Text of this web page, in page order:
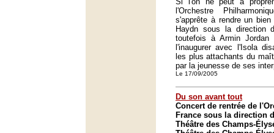
l'Orchestre
s'apprête à rendre un
Haydn sous la direction
toutefois à Armin
l'inaugurer avec l'Isola
les plus attachants du
par la jeunesse de ses
Le 17/09/2005
Du son avant tout
Concert de rentrée de
France sous la direction
Théâtre des Champs-